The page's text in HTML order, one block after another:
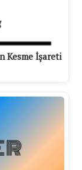
Kesme İşareti